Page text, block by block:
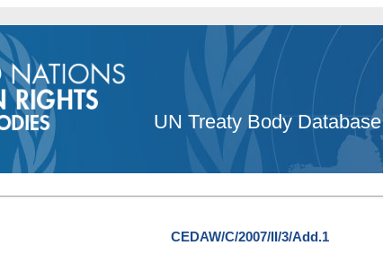
UN Treaty Body Database
CEDAW/C/2007/II/3/Add.1